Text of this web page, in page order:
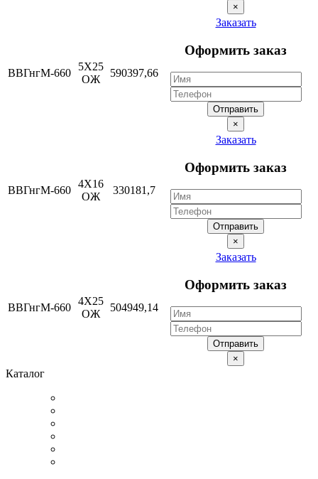
×
ВВГнгМ-660
5Х25
ОЖ
590397,66
Заказать
Оформить заказ
Отправить
×
ВВГнгМ-660
4Х16
ОЖ
330181,7
Заказать
Оформить заказ
Отправить
×
ВВГнгМ-660
4Х25
ОЖ
504949,14
Заказать
Оформить заказ
Отправить
×
Каталог